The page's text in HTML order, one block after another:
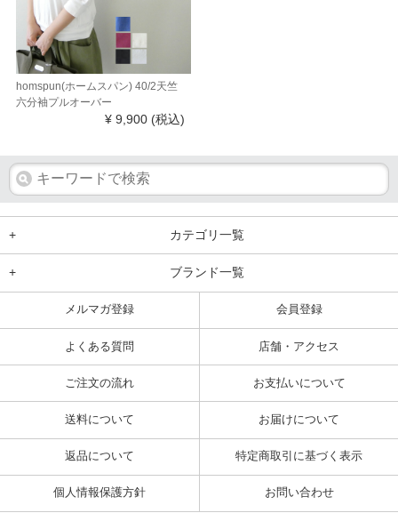
homspun(ホームスパン) 40/2天竺
六分袖プルオーバー
¥ 9,900 (税込)
+ カテゴリ一覧
+ ブランド一覧
メルマガ登録 会員登録
よくある質問 店舗・アクセス
ご注文の流れ お支払いについて
送料について お届けについて
返品について 特定商取引に基づく表示
個人情報保護方針 お問い合わせ